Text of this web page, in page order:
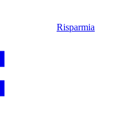
Risparmia